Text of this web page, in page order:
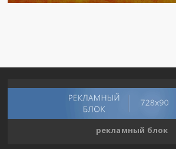
рекламный блок